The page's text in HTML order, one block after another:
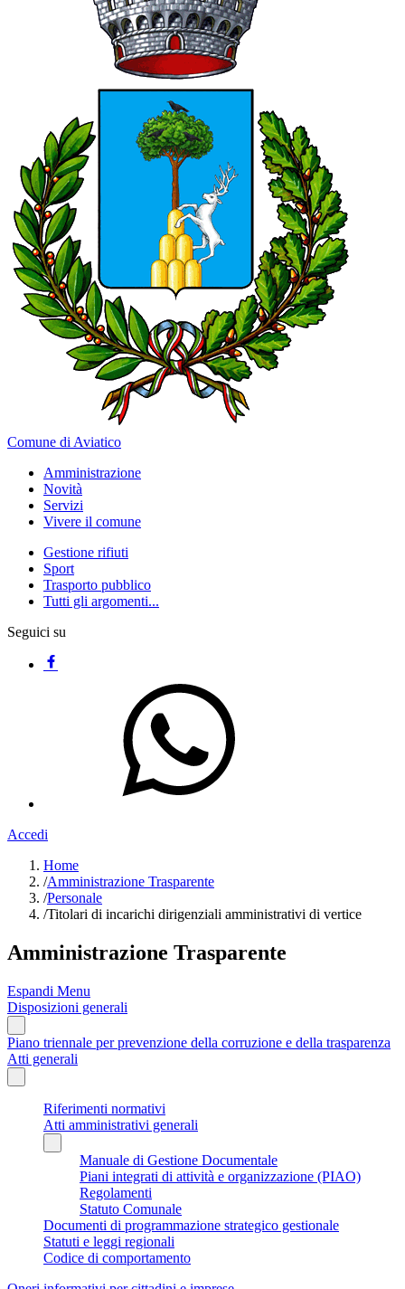
Comune di Aviatico
Amministrazione
Novità
Servizi
Vivere il comune
Gestione rifiuti
Sport
Trasporto pubblico
Tutti gli argomenti...
Seguici su
Accedi
Home
/Amministrazione Trasparente
/Personale
/Titolari di incarichi dirigenziali amministrativi di vertice
Amministrazione Trasparente
Espandi Menu
Disposizioni generali
Piano triennale per prevenzione della corruzione e della trasparenza
Atti generali
Riferimenti normativi
Atti amministrativi generali
Manuale di Gestione Documentale
Piani integrati di attività e organizzazione (PIAO)
Regolamenti
Statuto Comunale
Documenti di programmazione strategico gestionale
Statuti e leggi regionali
Codice di comportamento